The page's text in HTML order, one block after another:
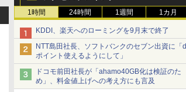
1時間 24時間 1週間 1カ月
KDDI、楽天へのローミングを9月末で終了
NTT島田社長、ソフトバンクのセブン出資に「d
ポイント使えるようにして」
ドコモ前田社長が「ahamo40GB化は検証のた
め」、料金値上げへの考え方にも言及